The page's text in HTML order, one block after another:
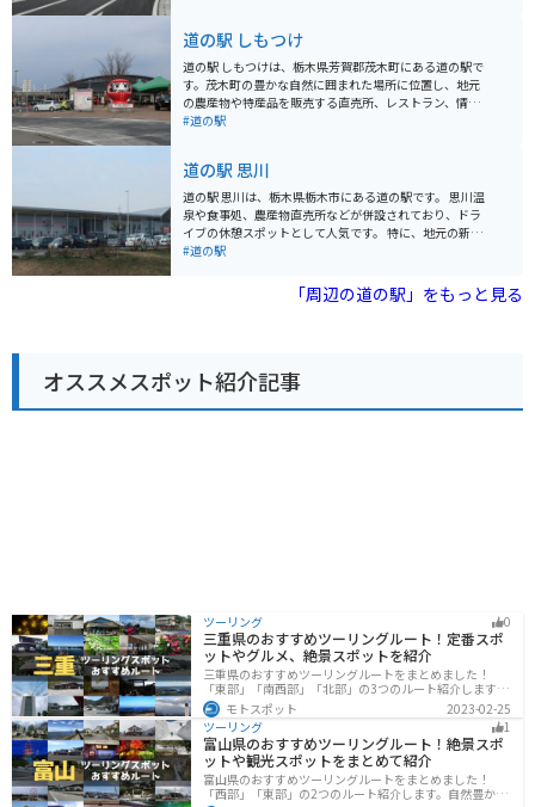
す。 バイクで訪れる場合、道の駅 みぶには広い駐車場が
完備されているので安心です。周辺には、壬生城址公園
やとちぎわんぱく公園など、観光スポットも点在してい
ます。特に、壬生城址公園は、春には桜の名所としても
知られており、バイクでツーリングするのに最適なルー
トです。 壬生町の名産品としては、かんぴょうやニラ、
らの特産品を新鮮な状態で購入することができます。ま
す。壬生寺や獨協医科大学病院など、見どころ満載で
す。
道の駅 しもつけ
道の駅 しもつけは、栃木県芳賀郡茂木町にある道の駅で
す。茂木町の豊かな自然に囲まれた場所に位置し、地元
の農産物や特産品を販売する直売所、レストラン、情報
コーナーなどを備えています。 バイクで訪れる場合、道
す。周辺には、緑豊かな山々が広がっており、景色を楽
しみながらツーリングを楽しむことができます。また、
道の駅 しもつけから少し足を延ばせば、ツインリンクも
てぎなど、観光スポットも点在しています。 道の駅 しも
つけでは、地元産の新鮮な野菜や果物が人気です。特
に、茂木町特産のゆずを使った商品は、お土産におすす
理を楽しむことができます。
#道の駅
道の駅 思川
道の駅 思川は、栃木県栃木市にある道の駅です。 思川温
泉や食事処、農産物直売所などが併設されており、ドラ
イブの休憩スポットとして人気です。 特に、地元の新鮮
な野菜や果物が並ぶ農産物直売所は、観光客にも人気が
痛や筋肉痛、関節痛などに効果があると言われていま
す。 また、露天風呂からは、四季折々の美しい景色を楽
観光スポットも点在しているので、ツーリングの拠点と
してもおすすめです。 道の駅 思川で人気の名産品は、栃
木県産の米粉を使った「思川だんご」です。 その他に
#道の駅
「周辺の道の駅」をもっと見る
オススメスポット紹介記事
ツーリング 0
三重県のおすすめツーリングルート！定番スポ
ットやグルメ、絶景スポットを紹介
三重県のおすすめツーリングルートをまとめました！
「東部」「南西部」「北部」の3つのルート紹介します。
標高の高いスカイラインからリアス式海岸まであるの
で、飽きることなくツーリングを堪能できます。バイク
で三重県にツーリングに行く際は参考にしてください。
モトスポット
2023-02-25
ツーリング
1
富山県のおすすめツーリングルート！絶景スポ
ットや観光スポットをまとめて紹介
富山県のおすすめツーリングルートをまとめました！
「西部」「東部」の2つのルート紹介します。自然豊かな